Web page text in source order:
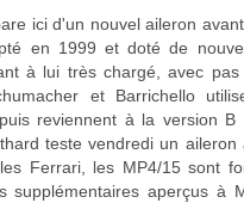
ici d'un nouvel aileron
en 1999 et doté de
à lui très chargé, avec
et Barrichello
reviennent à la version
teste vendredi un
Ferrari, les MP4/15 sont
supplémentaires aperçus à